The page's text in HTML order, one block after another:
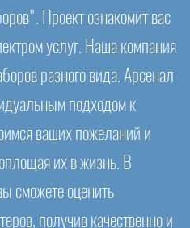
Проект ознакомит вас
услуг. Наша компания
разного вида. Арсенал
подходом к
ваших пожеланий и
их в жизнь. В
сможете оценить
получив качественно и